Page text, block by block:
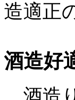
造適正
酒造好